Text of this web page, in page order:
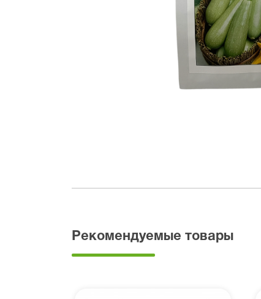
Рекомендуемые товары